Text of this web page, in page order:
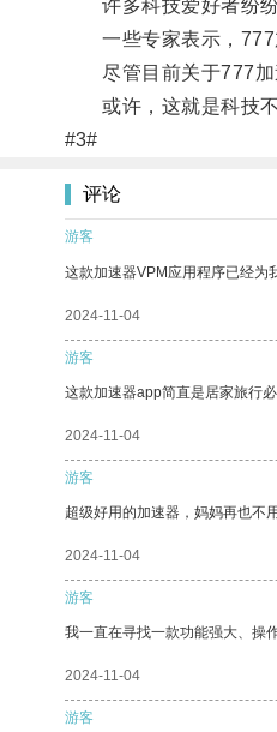
许多科技爱好者纷纷
一些专家表示，777
尽管目前关于777加
或许，这就是科技不
#3#
评论
游客
这款加速器VPM应用程序已经为
2024-11-04
游客
这款加速器app简直是居家旅行
2024-11-04
游客
超级好用的加速器，妈妈再也不
2024-11-04
游客
我一直在寻找一款功能强大、操
2024-11-04
游客